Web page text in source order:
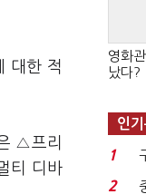
대한 적
△프리
티 디바
영화
났다?
인
1
2